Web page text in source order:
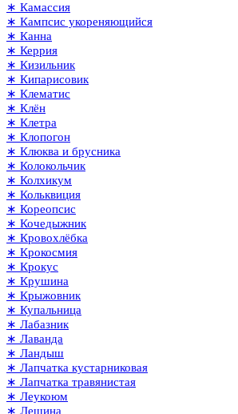
∗ Камассия
∗ Кампсис укореняющийся
∗ Канна
∗ Керрия
∗ Кизильник
∗ Кипарисовик
∗ Клематис
∗ Клён
∗ Клетра
∗ Клопогон
∗ Клюква и брусника
∗ Колокольчик
∗ Колхикум
∗ Кольквиция
∗ Кореопсис
∗ Кочедыжник
∗ Кровохлёбка
∗ Крокосмия
∗ Крокус
∗ Крушина
∗ Крыжовник
∗ Купальница
∗ Лабазник
∗ Лаванда
∗ Ландыш
∗ Лапчатка кустарниковая
∗ Лапчатка травянистая
∗ Леукоюм
∗ Лещина